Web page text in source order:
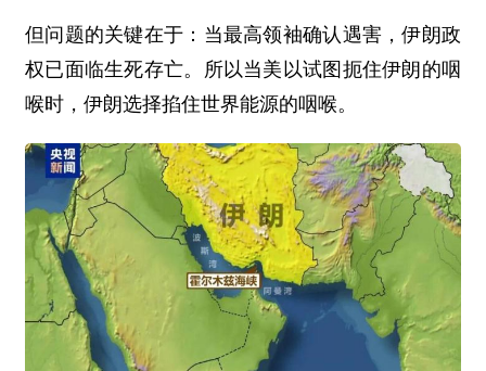
但问题的关键在于：当最高领袖确认遇害，伊朗政
权已面临生死存亡。所以当美以试图扼住伊朗的咽
喉时，伊朗选择掐住世界能源的咽喉。